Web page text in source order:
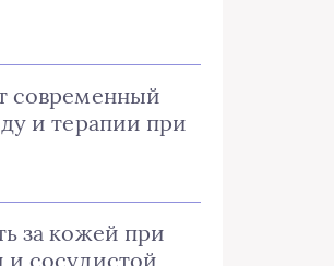
современный
и терапии при
за кожей при
и сосудистой